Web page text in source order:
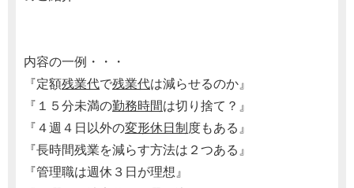
内容の一例・・・
『定額残業代で残業代は減らせるのか』
『１５分未満の勤務時間は切り捨て？』
『４週４日以外の変形休日制度もある』
『長時間残業を減らす方法は２つある』
『管理職は週休３日が理想』